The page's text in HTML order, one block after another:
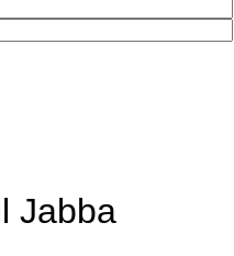
Jabba